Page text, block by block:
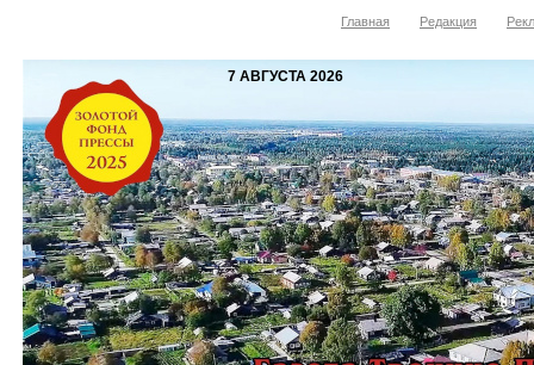
Главная Редакция
7 АВГУСТА 2026